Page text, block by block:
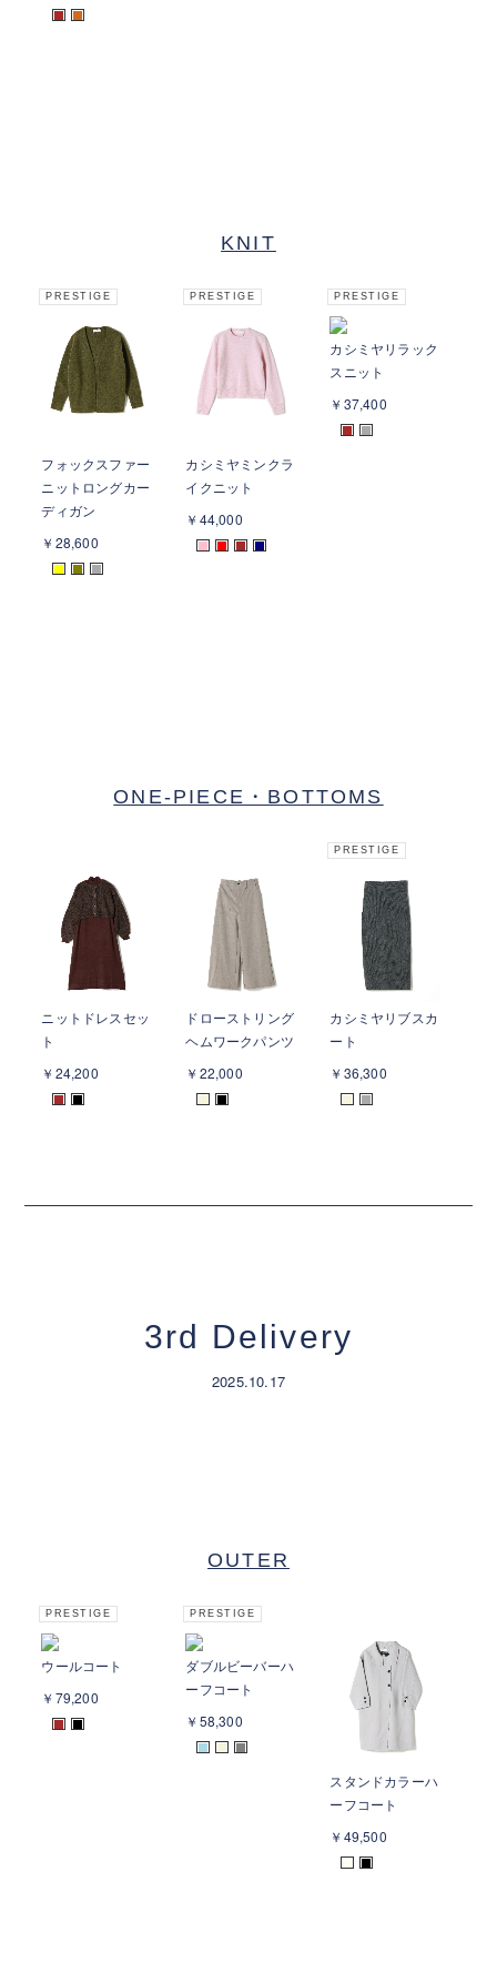
■ ■
KNIT
PRESTIGE
フォックスファー
ニットロングカー
ディガン
￥28,600
■ ■ ■
PRESTIGE
カシミヤミンクラ
イクニット
￥44,000
■ ■ ■ ■
PRESTIGE
カシミヤリラック
スニット
￥37,400
■ ■
ONE-PIECE・BOTTOMS
ニットドレスセッ
ト
￥24,200
■ ■
ドローストリング
ヘムワークパンツ
￥22,000
■ ■
PRESTIGE
カシミヤリブスカ
ート
￥36,300
■ ■
3rd Delivery
2025.10.17
OUTER
PRESTIGE
ウールコート
￥79,200
■ ■
PRESTIGE
ダブルビーバーハ
ーフコート
￥58,300
■ ■ ■
スタンドカラーハ
ーフコート
￥49,500
■